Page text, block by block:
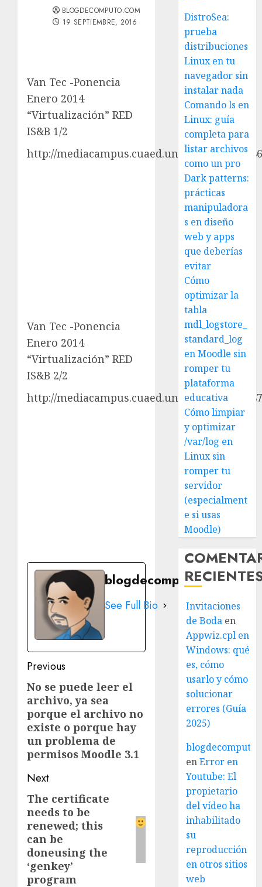
BLOGDECOMPUTO.COM
19 SEPTIEMBRE, 2016
Van Tec -Ponencia
Enero 2014
“Virtualización” RED
IS&B 1/2
http://mediacampus.cuaed.unam.mx/node/
Van Tec -Ponencia
Enero 2014
“Virtualización” RED
IS&B 2/2
http://mediacampus.cuaed.unam.mx/node/
blogdecomputo.com
See Full Bio
Post
navigation
Previous
Previous
post:
No se puede leer el
archivo, ya sea
porque el archivo no
existe o porque hay
un problema de
permisos Moodle 3.1
Next
Next
post:
The certificate
needs to be
renewed; this
can be
doneusing the
‘genkey’
program
DistroSea:
prueba
distribuciones
Linux en tu
navegador sin
instalar nada
Comando ls en
Linux: guía
completa para
listar archivos
como un pro
Dark patterns:
prácticas
manipuladora
s en diseño
web y apps
que deberías
evitar
Cómo
optimizar la
tabla
mdl_logstore_
standard_log
en Moodle sin
romper tu
plataforma
educativa
Cómo limpiar
y optimizar
/var/log en
Linux sin
romper tu
servidor
(especialment
e si usas
Moodle)
Invitaciones
de Boda en
Appwiz.cpl en
Windows: qué
es, cómo
usarlo y cómo
solucionar
errores (Guía
2025)
enError en
Youtube: El
propietario
del vídeo ha
inhabilitado
su
reproducción
en otros sitios
web